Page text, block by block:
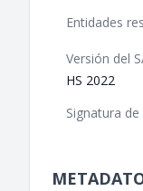
Entidades
Versión del
HS 2022
Signatura